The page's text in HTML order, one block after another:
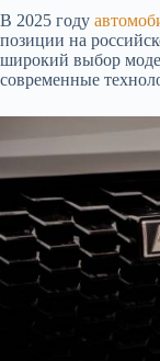
В 2025 году
позиции на
широкий выбор
современные